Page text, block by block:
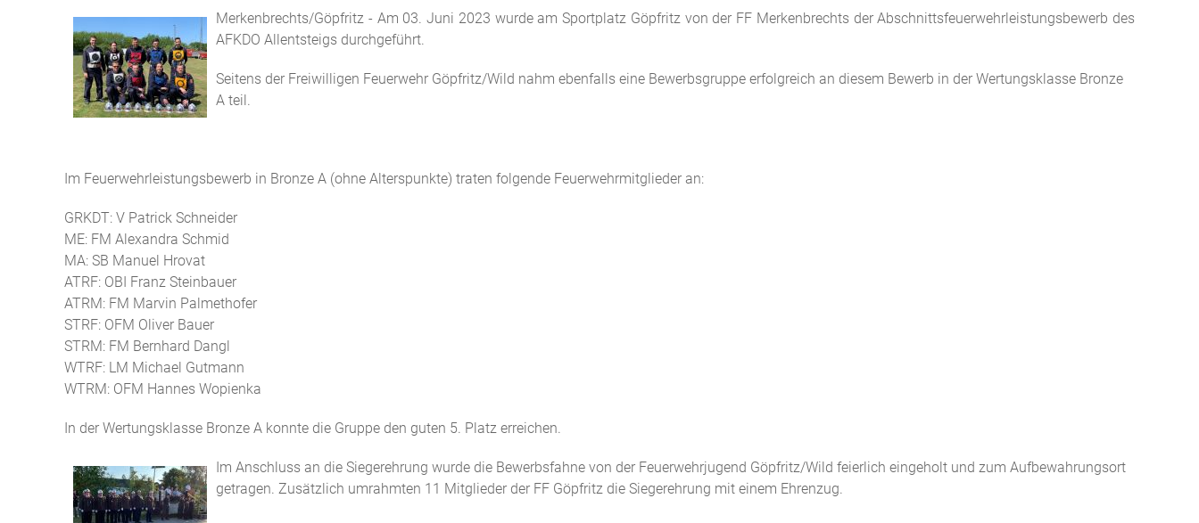
Merkenbrechts/Göpfritz - Am 03. Juni 2023 wurde am Sportplatz Göpfritz von der FF Merkenbrechts der Abschnittsfeuerwehrleistungsbewerb des
AFKDO Allentsteigs durchgeführt.
Seitens der Freiwilligen Feuerwehr Göpfritz/Wild nahm ebenfalls eine Bewerbsgruppe erfolgreich an diesem Bewerb in der Wertungsklasse Bronze
A teil.
Im Feuerwehrleistungsbewerb in Bronze A (ohne Alterspunkte) traten folgende Feuerwehrmitglieder an:
GRKDT: V Patrick Schneider
ME: FM Alexandra Schmid
MA: SB Manuel Hrovat
ATRF: OBI Franz Steinbauer
ATRM: FM Marvin Palmethofer
STRF: OFM Oliver Bauer
STRM: FM Bernhard Dangl
WTRF: LM Michael Gutmann
WTRM: OFM Hannes Wopienka
In der Wertungsklasse Bronze A konnte die Gruppe den guten 5. Platz erreichen.
Im Anschluss an die Siegerehrung wurde die Bewerbsfahne von der Feuerwehrjugend Göpfritz/Wild feierlich eingeholt und zum Aufbewahrungsort
getragen. Zusätzlich umrahmten 11 Mitglieder der FF Göpfritz die Siegerehrung mit einem Ehrenzug.